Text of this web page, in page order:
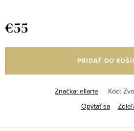
€55
cena:
PRIDAŤ DO
Značka: ellarte Kód:
Opýtať sa